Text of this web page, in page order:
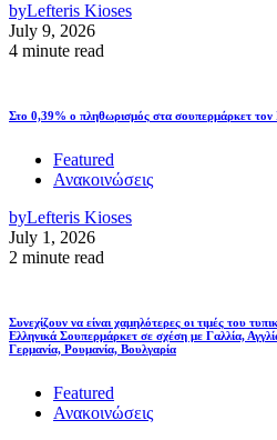
byLefteris Kioses
July 9, 2026
4 minute read
Στο 0,39% ο πληθωρισμός στα σουπερμάρκετ τον
Featured
Ανακοινώσεις
byLefteris Kioses
July 1, 2026
2 minute read
Συνεχίζουν να είναι χαμηλότερες οι τιμές του
Ελληνικά Σουπερμάρκετ σε σχέση με Γαλλία,
Γερμανία, Ρουμανία, Βουλγαρία
Featured
Ανακοινώσεις